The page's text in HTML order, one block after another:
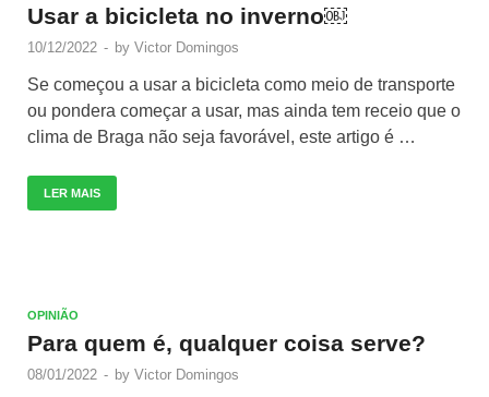
Usar a bicicleta no inverno￼
10/12/2022 - by Victor Domingos
Se começou a usar a bicicleta como meio de transporte
ou pondera começar a usar, mas ainda tem receio que o
clima de Braga não seja favorável, este artigo é …
LER MAIS
OPINIÃO
Para quem é, qualquer coisa serve?
08/01/2022 - by Victor Domingos